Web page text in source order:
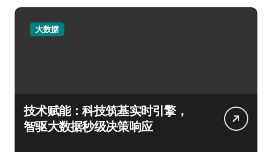
大数据
技术赋能：科技筑基实时引擎，
智驱大数据秒级决策响应